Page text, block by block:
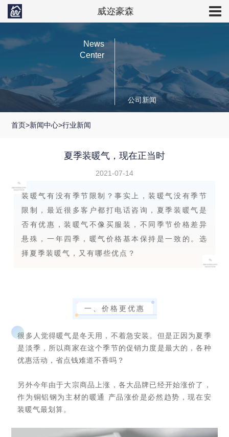
News
Center
公司新闻
首页>新闻中心>行业新闻
夏季装暖气，现在正当时
2021-07-14
装暖气有没有季节限制？事实上，装暖气没有季节
限制，最近很多客户都打电话咨询，夏季装暖气是
否有优惠，装暖气不像买服装，不同季节价格差异
悬殊，一年四季，暖气价格基本保持是一致的。选
择夏季装暖气，又有哪些优点？
一、价格更优惠
很多人觉得暖气是冬天用，不着急安装。但是正因为夏季
是淡季，所以商家在这个季节的促销力度是最大的，各种
优惠活动，省点钱难道不香吗？
另外今年由于大宗商品上涨，各大品牌已经开始涨价了，
作为铜铝钢为主材的暖通 产品涨价是必然趋势，现在安
装暖气最划算。
威迩豪森